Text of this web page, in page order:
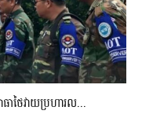
ថៃវាយប្រហារល...